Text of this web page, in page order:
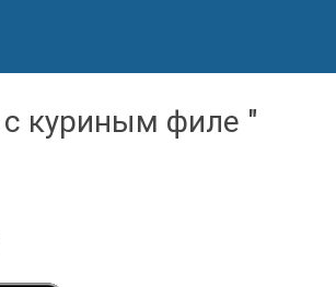
с куриным филе "